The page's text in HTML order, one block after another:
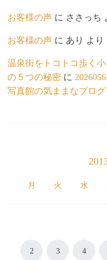
お客様の声 に ささっち
お客様の声 に あり より
温泉街をトコトコ歩く
の５つの秘密 に
写真館の気ままなブログ
月 火 水
2 3 4